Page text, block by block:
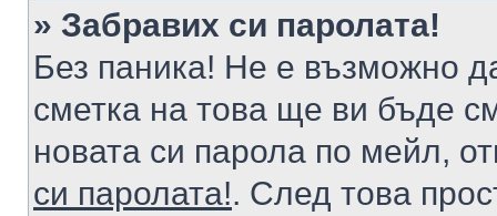
» Забравих си паролата!
Без паника! Не е възможно
сметка на това ще ви бъде
новата си парола по мейл,
си паролата!. След това